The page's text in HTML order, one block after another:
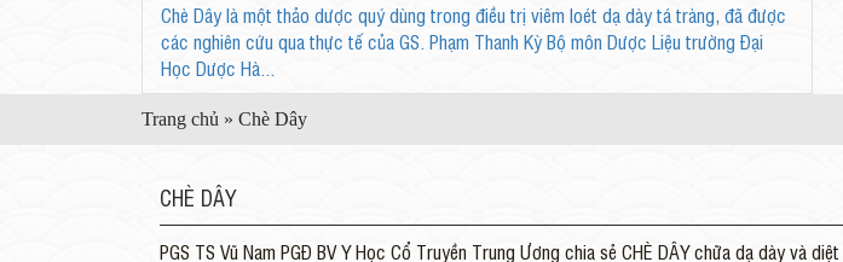
Chè Dây là một thảo dược quý dùng trong điều trị viêm loét dạ dày tá tràng, đã được
các nghiên cứu qua thực tế của GS. Phạm Thanh Kỳ Bộ môn Dược Liệu trường Đại
Học Dược Hà...
Trang chủ » Chè Dây
CHÈ DÂY
PGS TS Vũ Nam PGĐ BV Y Học Cổ Truyền Trung Ương chia sẻ CHÈ DÂY chữa dạ dày và